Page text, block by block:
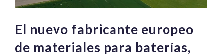
El nuevo fabricante europeo
de materiales para baterías,